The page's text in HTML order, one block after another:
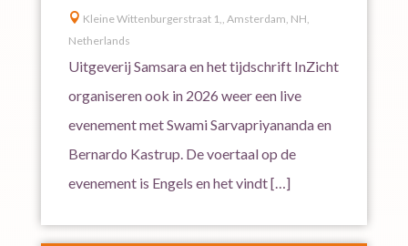
 Kleine Wittenburgerstraat 1,, Amsterdam, NH,
Netherlands
Uitgeverij Samsara en het tijdschrift InZicht
organiseren ook in 2026 weer een live
evenement met Swami Sarvapriyananda en
Bernardo Kastrup. De voertaal op de
evenement is Engels en het vindt […]